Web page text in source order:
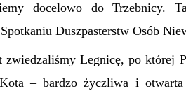
docelowo do Trzebnicy.
Duszpasterstw Osób
zwiedzaliśmy Legnicę, po której
– bardzo życzliwa i